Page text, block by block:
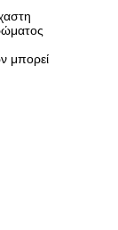
μπορεί